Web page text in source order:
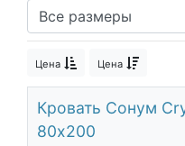
Цена Цена
Кровать Сонум
80х200